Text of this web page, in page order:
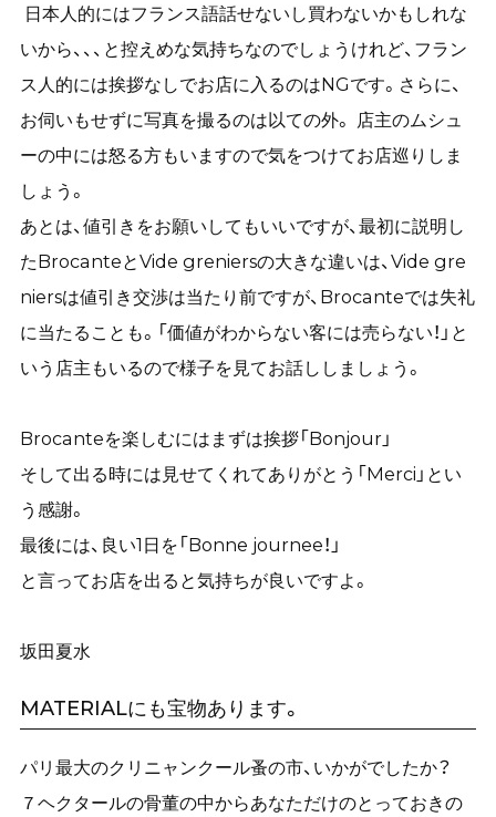
日本人的にはフランス語話せないし買わないかもしれな
いから、、、と控えめな気持ちなのでしょうけれど、フラン
ス人的には挨拶なしでお店に入るのはNGです。さらに、
お伺いもせずに写真を撮るのは以ての外。 店主のムシュ
ーの中には怒る方もいますので気をつけてお店巡りしま
しょう。
あとは、値引きをお願いしてもいいですが、最初に説明し
たBrocanteとVide greniersの大きな違いは、Vide gre
niersは値引き交渉は当たり前ですが、Brocanteでは失礼
に当たることも。「価値がわからない客には売らない！」と
いう店主もいるので様子を見てお話ししましょう。
Brocanteを楽しむにはまずは挨拶「Bonjour」
そして出る時には見せてくれてありがとう「Merci」とい
う感謝。
最後には、良い1日を「Bonne journee！」
と言ってお店を出ると気持ちが良いですよ。
坂田夏水
MATERIALにも宝物あります。
パリ最大のクリニャンクール蚤の市、いかがでしたか？
７ヘクタールの骨董の中からあなただけのとっておきの